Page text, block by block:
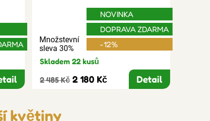
Množstevní
sleva 30%
NOVINKA
DOPRAVA ZDARMA
-12%
Skladem 22 kusů
2 485 Kč 2 180 Kč Detail
květiny